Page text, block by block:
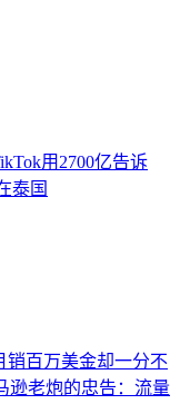
用2700亿告诉
泰国
销百万美金却一分不
逊老炮的忠告：流量